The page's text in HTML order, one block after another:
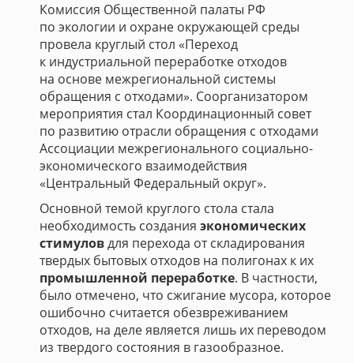
Комиссия Общественной палаты РФ
по экологии и охране окружающей среды
провела круглый стол «Переход
к индустриальной переработке отходов
на основе межрегиональной системы
обращения с отходами». Соорганизатором
мероприятия стал Координационный совет
по развитию отрасли обращения с отходами
Ассоциации межрегионального социально-
экономического взаимодействия
«Центральный Федеральный округ».
Основной темой круглого стола стала
необходимость создания экономических
стимуловдля перехода от складирования
твердых бытовых отходов на полигонах к их
промышленной переработке. В частности,
было отмечено, что сжигание мусора, которое
ошибочно считается обезвреживанием
отходов, на деле является лишь их переводом
из твердого состояния в газообразное.